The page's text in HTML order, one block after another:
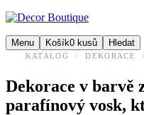
Menu Košík0 kusů Hledat
KATALOG › DEKORACE ›
Dekorace v barvě
parafínový vosk,